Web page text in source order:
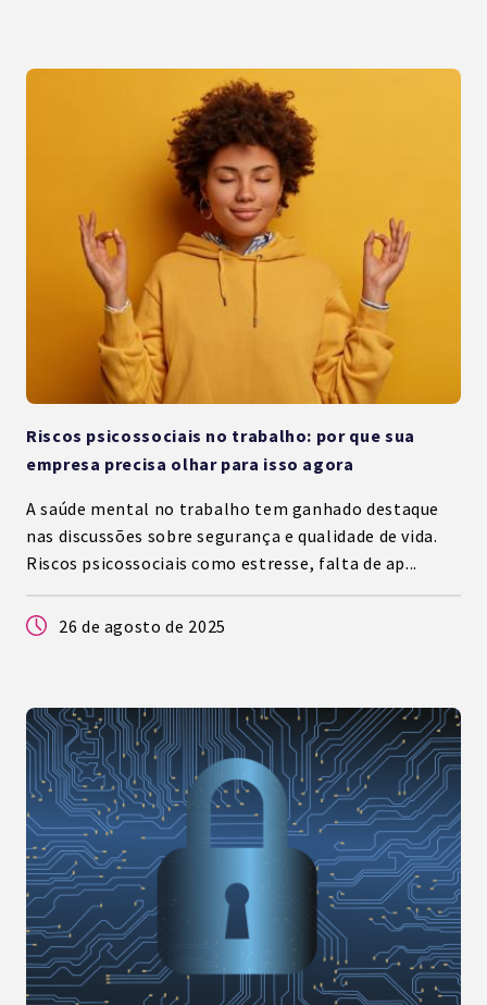
Riscos psicossociais no trabalho: por que sua
empresa precisa olhar para isso agora
A saúde mental no trabalho tem ganhado destaque
nas discussões sobre segurança e qualidade de vida.
Riscos psicossociais como estresse, falta de ap...
26 de agosto de 2025